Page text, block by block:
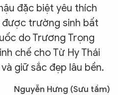
đặc biệt yêu thích
được trường sinh bất
do Trương Trọng
chế cho Từ Hy Thái
giữ sắc đẹp lâu bền.
Nguyễn Hưng (Sưu tầm)